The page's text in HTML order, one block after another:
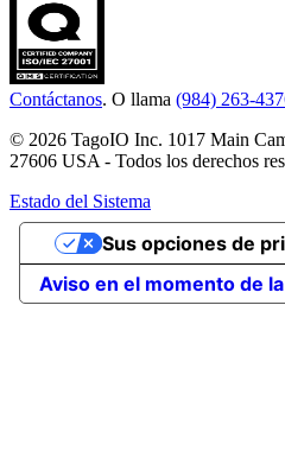
Contáctanos. O llama (984) 263-
© 2026 TagoIO Inc. 1017 Main
27606 USA - Todos los derechos
Estado del Sistema
Aviso en el momento de
Sus opciones de